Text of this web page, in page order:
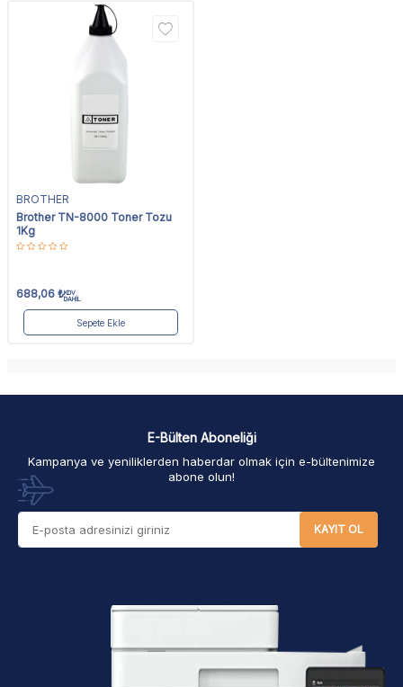
BROTHER
Brother TN-8000 Toner Tozu
1Kg
688,06 ₺KDV
DAHİL
Sepete Ekle
E-Bülten Aboneliği
Kampanya ve yeniliklerden haberdar olmak için e-bültenimize
abone olun!
KAYIT OL